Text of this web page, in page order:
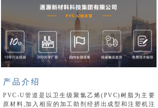
产品介绍
PVC-U管道是以卫生级聚氯乙烯(PVC)树脂为主要
原材料,加入相应的加工助剂经挤出成型和注塑机注